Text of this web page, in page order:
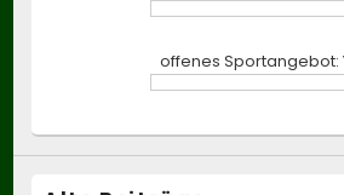
offenes Sportangebot: